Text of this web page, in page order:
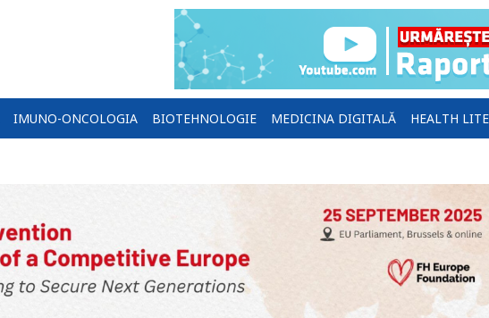
IMUNO-ONCOLOGIA BIOTEHNOLOGIE MEDICINA DIGITALĂ HEALTH